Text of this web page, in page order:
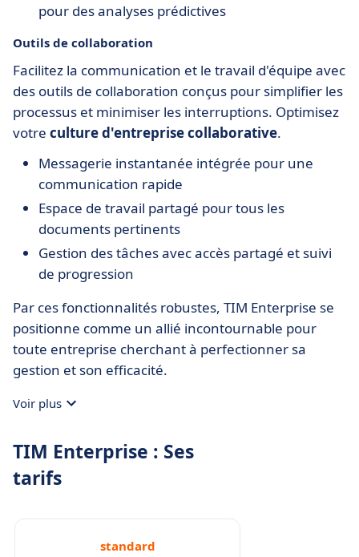
pour des analyses prédictives
Outils de collaboration
Facilitez la communication et le travail d'équipe avec
des outils de collaboration conçus pour simplifier les
processus et minimiser les interruptions. Optimisez
votre culture d'entreprise collaborative.
Messagerie instantanée intégrée pour une
communication rapide
Espace de travail partagé pour tous les
documents pertinents
Gestion des tâches avec accès partagé et suivi
de progression
Par ces fonctionnalités robustes, TIM Enterprise se
positionne comme un allié incontournable pour
toute entreprise cherchant à perfectionner sa
gestion et son efficacité.
Voir plus
TIM Enterprise : Ses
tarifs
standard